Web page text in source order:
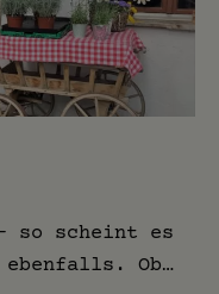
so scheint es
Ob…